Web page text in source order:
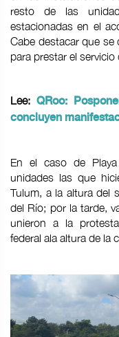
resto de las
estacionadas en el
Cabe destacar que
para prestar el
Lee: QRoo:
concluyen
En el caso de
unidades las que
Tulum, a la altura del
del Río; por la tarde,
unieron a la
federal ala altura de la